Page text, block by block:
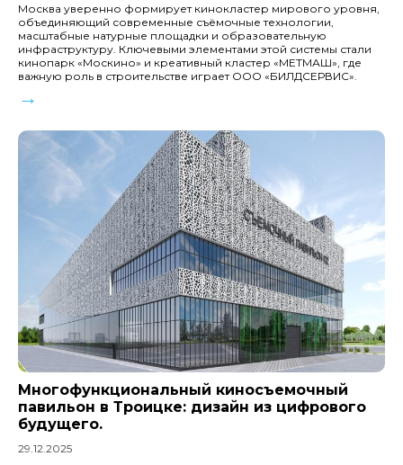
Москва уверенно формирует кинокластер мирового уровня,
объединяющий современные съёмочные технологии,
масштабные натурные площадки и образовательную
инфраструктуру. Ключевыми элементами этой системы стали
кинопарк «Москино» и креативный кластер «МЕТМАШ», где
важную роль в строительстве играет ООО «БИЛДСЕРВИС».
→
Многофункциональный киносъемочный
павильон в Троицке: дизайн из цифрового
будущего.
29.12.2025